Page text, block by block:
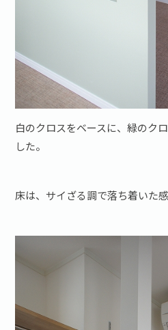
白のクロスをベースに、緑のク
した。
床は、サイざる調で落ち着いた